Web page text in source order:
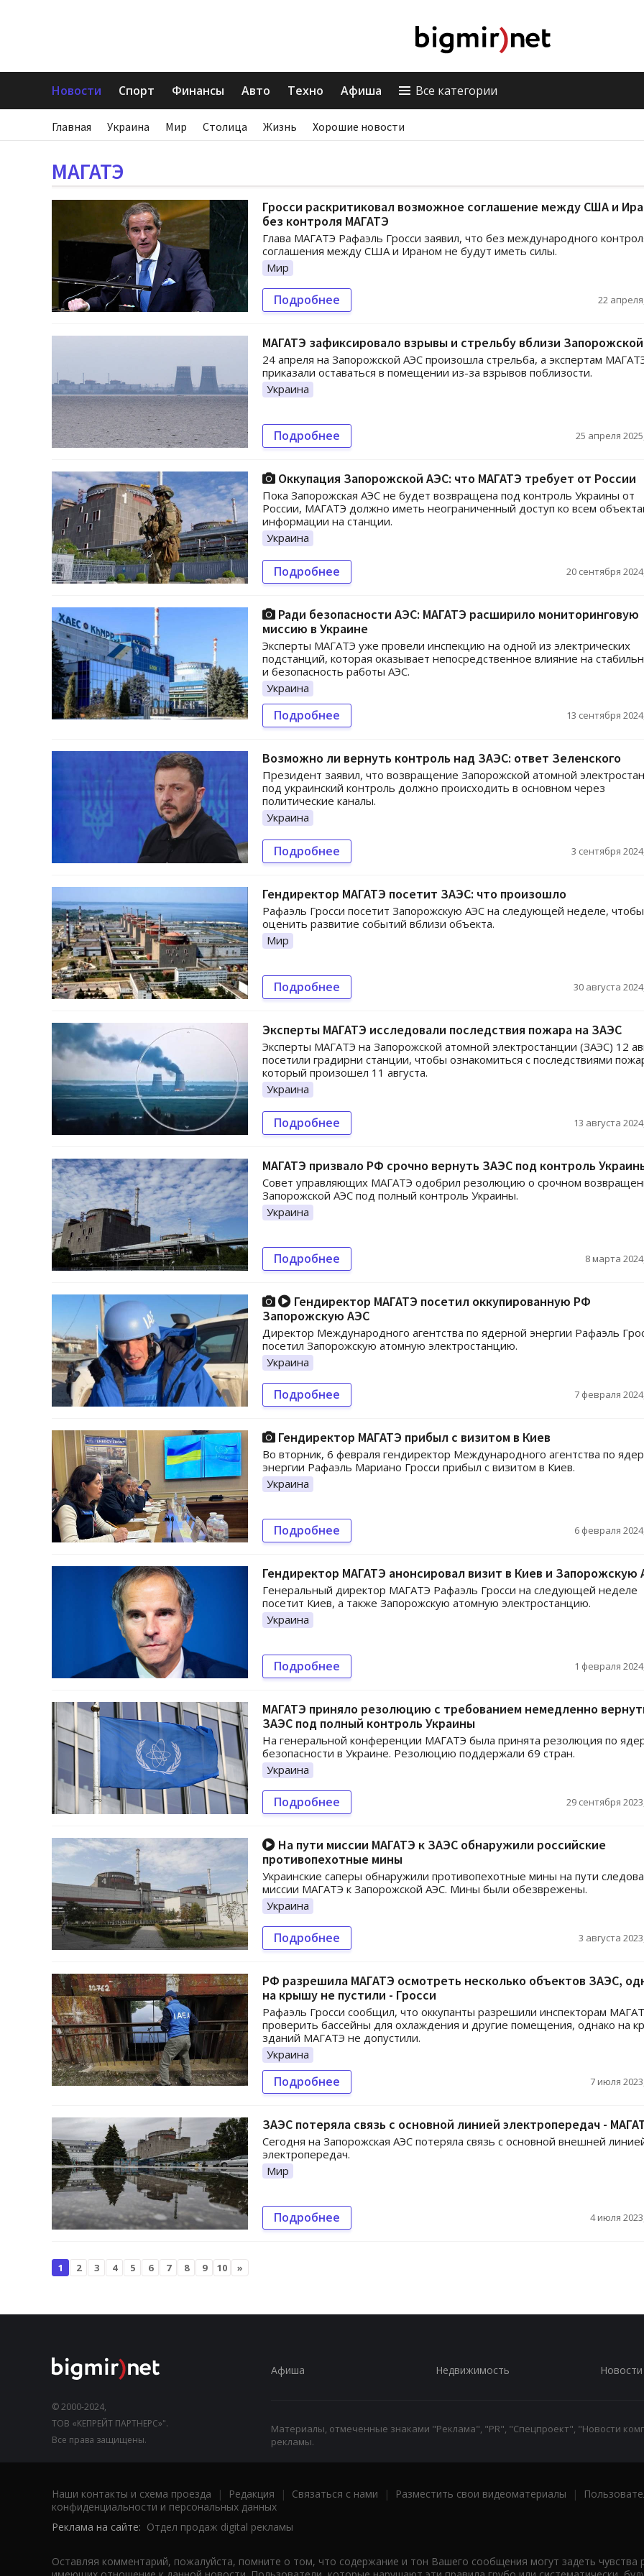
Новости Спорт Финансы Авто Техно Афиша Все категории
Главная Украина Мир Столица Жизнь Хорошие новости
МАГАТЭ
Гросси раскритиковал возможное соглашение между США и
без контроля МАГАТЭ
Глава МАГАТЭ Рафаэль Гросси заявил, что без международного
соглашения между США и Ираном не будут иметь силы.
Мир
Подробнее 22
МАГАТЭ зафиксировало взрывы и стрельбу вблизи
24 апреля на Запорожской АЭС произошла стрельба, а экспертам
приказали оставаться в помещении из-за взрывов поблизости.
Украина
Подробнее 25 апреля
Оккупация Запорожской АЭС: что МАГАТЭ требует от России
Пока Запорожская АЭС не будет возвращена под контроль Украины от
России, МАГАТЭ должно иметь неограниченный доступ ко всем
информации на станции.
Украина
Подробнее 20 сентября
Ради безопасности АЭС: МАГАТЭ расширило мониторинговую
миссию в Украине
Эксперты МАГАТЭ уже провели инспекцию на одной из электрических
подстанций, которая оказывает непосредственное влияние на
и безопасность работы АЭС.
Украина
Подробнее 13 сентября
Возможно ли вернуть контроль над ЗАЭС: ответ Зеленского
Президент заявил, что возвращение Запорожской атомной
под украинский контроль должно происходить в основном через
политические каналы.
Украина
Подробнее 3 сентября
Гендиректор МАГАТЭ посетит ЗАЭС: что произошло
Рафаэль Гросси посетит Запорожскую АЭС на следующей неделе, чтобы
оценить развитие событий вблизи объекта.
Мир
Подробнее 30 августа
Эксперты МАГАТЭ исследовали последствия пожара на ЗАЭС
Эксперты МАГАТЭ на Запорожской атомной электростанции (ЗАЭС) 12
посетили градирни станции, чтобы ознакомиться с последствиями
который произошел 11 августа.
Украина
Подробнее 13 августа
МАГАТЭ призвало РФ срочно вернуть ЗАЭС под контроль
Совет управляющих МАГАТЭ одобрил резолюцию о срочном
Запорожской АЭС под полный контроль Украины.
Украина
Подробнее 8 марта
Гендиректор МАГАТЭ посетил оккупированную РФ
Запорожскую АЭС
Директор Международного агентства по ядерной энергии Рафаэль
посетил Запорожскую атомную электростанцию.
Украина
Подробнее 7 февраля
Гендиректор МАГАТЭ прибыл с визитом в Киев
Во вторник, 6 февраля гендиректор Международного агентства по
энергии Рафаэль Мариано Гросси прибыл с визитом в Киев.
Украина
Подробнее 6 февраля
Гендиректор МАГАТЭ анонсировал визит в Киев и Запорожскую
Генеральный директор МАГАТЭ Рафаэль Гросси на следующей неделе
посетит Киев, а также Запорожскую атомную электростанцию.
Украина
Подробнее 1 февраля
МАГАТЭ приняло резолюцию с требованием немедленно
ЗАЭС под полный контроль Украины
На генеральной конференции МАГАТЭ была принята резолюция по
безопасности в Украине. Резолюцию поддержали 69 стран.
Украина
Подробнее 29 сентября
На пути миссии МАГАТЭ к ЗАЭС обнаружили российские
противопехотные мины
Украинские саперы обнаружили противопехотные мины на пути
миссии МАГАТЭ к Запорожской АЭС. Мины были обезврежены.
Украина
Подробнее 3 августа
РФ разрешила МАГАТЭ осмотреть несколько объектов ЗАЭС,
на крышу не пустили - Гросси
Рафаэль Гросси сообщил, что оккупанты разрешили инспекторам
проверить бассейны для охлаждения и другие помещения, однако на
зданий МАГАТЭ не допустили.
Украина
Подробнее 7 июля
ЗАЭС потеряла связь с основной линией электропередач -
Сегодня на Запорожская АЭС потеряла связь с основной внешней
электропередач.
Мир
Подробнее 4 июля
1 2 3 4 5 6 7 8 9 10 »
© 2000-2024,
ТОВ «КЕПРЕЙТ ПАРТНЕРС»".
Все права защищены.
Афиша Недвижимость Новости
Материалы, отмеченные знаками "Реклама", "PR", "Спецпроект", "Новости
рекламы.
Наши контакты и схема проезда | Редакция | Связаться с нами | Разместить свои видеоматериалы |
конфиденциальности и персональных данных
Реклама на сайте: Отдел продаж digital рекламы
Оставляя комментарий, пожалуйста, помните о том, что содержание и тон Вашего сообщения могут задеть чувства